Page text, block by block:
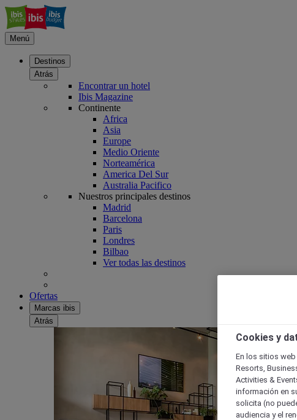
Menú
Destinos
Atrás
Encontrar un hotel
Ibis Magazine
Continente
Africa
Asia
Europe
Medio Oriente
Norteamérica
America Del Sur
Australia Pacifico
Nuestros principales destinos
Madrid
Barcelona
Paris
Londres
Bilbao
Ver todas las destinos
Ofertas
Marcas ibis
Atrás
Cookies y
En los sitios web
Resorts,
Activities &
información en
solicita (no
audiencia y el